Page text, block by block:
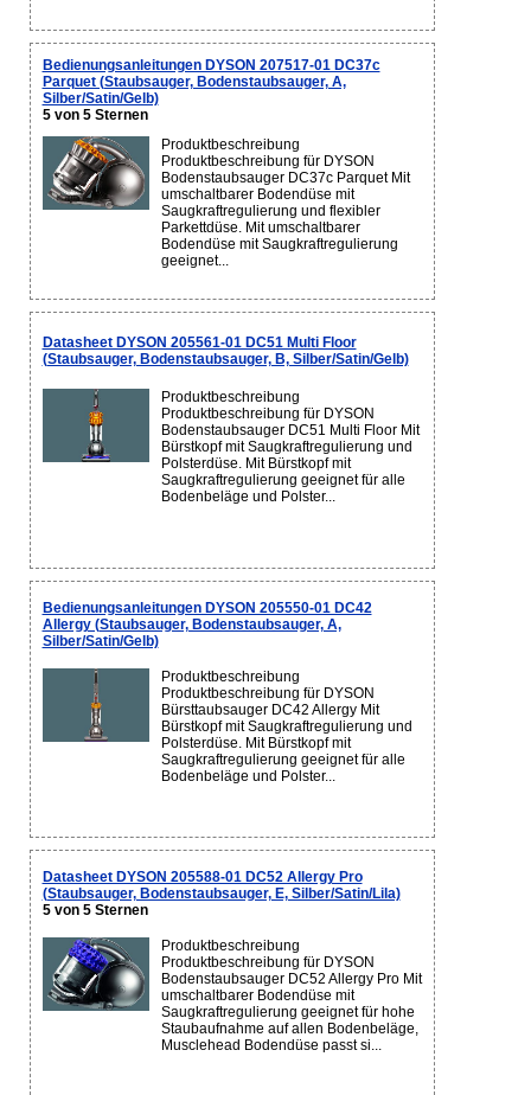
Bedienungsanleitungen DYSON 207517-01 DC37c
Parquet (Staubsauger, Bodenstaubsauger, A,
Silber/Satin/Gelb)
5 von 5 Sternen
Produktbeschreibung
Produktbeschreibung für DYSON
Bodenstaubsauger DC37c Parquet Mit
umschaltbarer Bodendüse mit
Saugkraftregulierung und flexibler
Parkettdüse. Mit umschaltbarer
Bodendüse mit Saugkraftregulierung
geeignet...
Datasheet DYSON 205561-01 DC51 Multi Floor
(Staubsauger, Bodenstaubsauger, B, Silber/Satin/Gelb)
Produktbeschreibung
Produktbeschreibung für DYSON
Bodenstaubsauger DC51 Multi Floor Mit
Bürstkopf mit Saugkraftregulierung und
Polsterdüse. Mit Bürstkopf mit
Saugkraftregulierung geeignet für alle
Bodenbeläge und Polster...
Bedienungsanleitungen DYSON 205550-01 DC42
Allergy (Staubsauger, Bodenstaubsauger, A,
Silber/Satin/Gelb)
Produktbeschreibung
Produktbeschreibung für DYSON
Bürsttaubsauger DC42 Allergy Mit
Bürstkopf mit Saugkraftregulierung und
Polsterdüse. Mit Bürstkopf mit
Saugkraftregulierung geeignet für alle
Bodenbeläge und Polster...
Datasheet DYSON 205588-01 DC52 Allergy Pro
(Staubsauger, Bodenstaubsauger, E, Silber/Satin/Lila)
5 von 5 Sternen
Produktbeschreibung
Produktbeschreibung für DYSON
Bodenstaubsauger DC52 Allergy Pro Mit
umschaltbarer Bodendüse mit
Saugkraftregulierung geeignet für hohe
Staubaufnahme auf allen Bodenbeläge,
Musclehead Bodendüse passt si...